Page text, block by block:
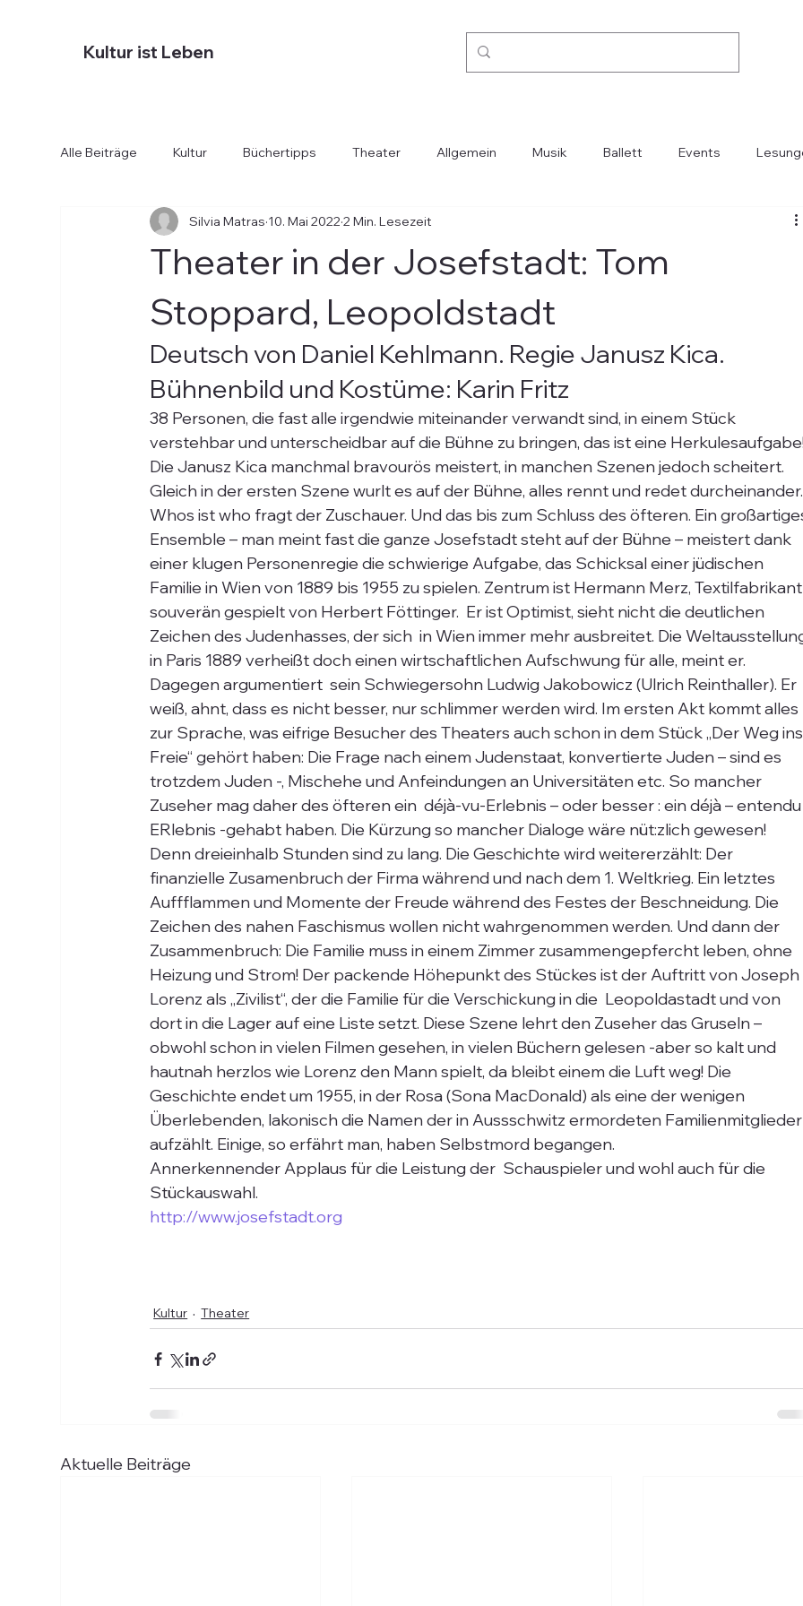
Kultur ist Leben
Alle Beiträge Kultur Büchertipps Theater Allgemein Musik Ballett Events
Diverses Essen und Trinken Hotels Kino
Theater in der Josefstadt: Tom
Stoppard, Leopoldstadt
Silvia Matras 10. Mai 2022 2 Min. Lesezeit
Deutsch von Daniel Kehlmann. Regie Janusz Kica.
Bühnenbild und Kostüme: Karin Fritz
38 Personen, die fast alle irgendwie miteinander verwandt sind, in einem Stück
verstehbar und unterscheidbar auf die Bühne zu bringen, das ist eine
Die Janusz Kica manchmal bravourös meistert, in manchen Szenen jedoch scheitert.
Gleich in der ersten Szene wurlt es auf der Bühne, alles rennt und redet durcheinander.
Whos ist who fragt der Zuschauer. Und das bis zum Schluss des öfteren. Ein
Ensemble – man meint fast die ganze Josefstadt steht auf der Bühne – meistert dank
einer klugen Personenregie die schwierige Aufgabe, das Schicksal einer jüdischen
Familie in Wien von 1889 bis 1955 zu spielen. Zentrum ist Hermann Merz,
souverän gespielt von Herbert Föttinger.  Er ist Optimist, sieht nicht die deutlichen
Zeichen des Judenhasses, der sich  in Wien immer mehr ausbreitet. Die
in Paris 1889 verheißt doch einen wirtschaftlichen Aufschwung für alle, meint er.
Dagegen argumentiert  sein Schwiegersohn Ludwig Jakobowicz (Ulrich Reinthaller). Er
weiß, ahnt, dass es nicht besser, nur schlimmer werden wird. Im ersten Akt kommt alles
zur Sprache, was eifrige Besucher des Theaters auch schon in dem Stück „Der Weg ins
Freie“ gehört haben: Die Frage nach einem Judenstaat, konvertierte Juden – sind es
trotzdem Juden -, Mischehe und Anfeindungen an Universitäten etc. So mancher
Zuseher mag daher des öfteren ein  déjà-vu-Erlebnis – oder besser : ein déjà – entendu
ERlebnis -gehabt haben. Die Kürzung so mancher Dialoge wäre nüt:zlich gewesen!
Denn dreieinhalb Stunden sind zu lang. Die Geschichte wird weitererzählt: Der
finanzielle Zusamenbruch der Firma während und nach dem 1. Weltkrieg. Ein letztes
Auffflammen und Momente der Freude während des Festes der Beschneidung. Die
Zeichen des nahen Faschismus wollen nicht wahrgenommen werden. Und dann der
Zusammenbruch: Die Familie muss in einem Zimmer zusammengepfercht leben, ohne
Heizung und Strom! Der packende Höhepunkt des Stückes ist der Auftritt von Joseph
Lorenz als „Zivilist“, der die Familie für die Verschickung in die  Leopoldastadt und von
dort in die Lager auf eine Liste setzt. Diese Szene lehrt den Zuseher das Gruseln –
obwohl schon in vielen Filmen gesehen, in vielen Büchern gelesen -aber so kalt und
hautnah herzlos wie Lorenz den Mann spielt, da bleibt einem die Luft weg! Die
Geschichte endet um 1955, in der Rosa (Sona MacDonald) als eine der wenigen
Überlebenden, lakonisch die Namen der in Aussschwitz ermordeten Familienmitglieder
aufzählt. Einige, so erfährt man, haben Selbstmord begangen.
Annerkennender Applaus für die Leistung der  Schauspieler und wohl auch für die
Stückauswahl.
http://www.josefstadt.org
Kultur Theater
Aktuelle Beiträge